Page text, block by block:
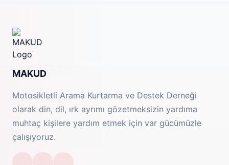
MAKUD
Motosikletli Arama Kurtarma ve Destek Derneği
olarak din, dil, ırk ayrımı gözetmeksizin yardıma
muhtaç kişilere yardım etmek için var gücümüzle
çalışıyoruz.